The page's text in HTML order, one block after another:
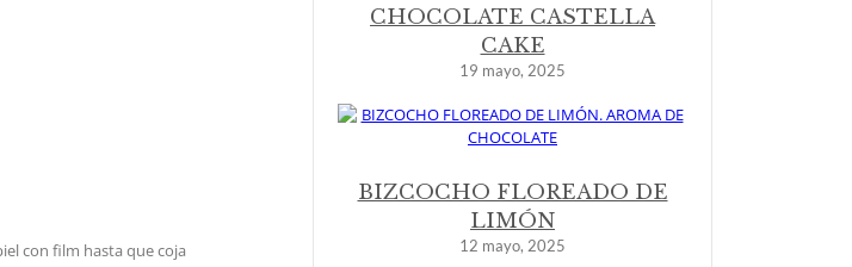
con film hasta que coja
CHOCOLATE CASTELLA
CAKE
19 mayo, 2025
BIZCOCHO FLOREADO DE
LIMÓN
12 mayo, 2025